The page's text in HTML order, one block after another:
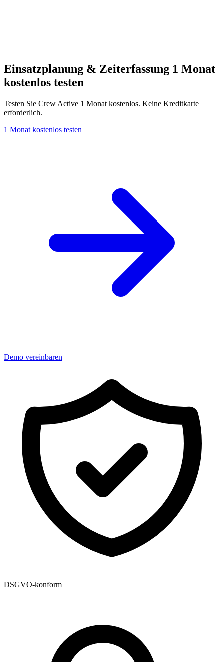
Einsatzplanung & Zeiterfassung 1 Monat
kostenlos testen
Testen Sie Crew Active 1 Monat kostenlos. Keine Kreditkarte
erforderlich.
1 Monat kostenlos testen
Demo vereinbaren
DSGVO-konform